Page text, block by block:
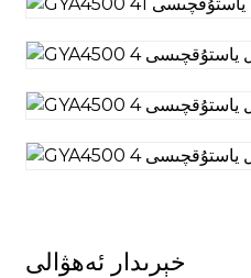
خېرىدار ئەھۋالى